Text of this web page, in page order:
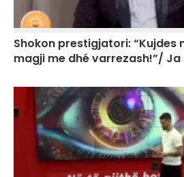
Shokon prestigjatori: “Kujdes
magji me dhé varrezash!”/